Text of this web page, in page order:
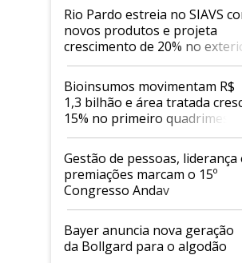
Rio Pardo estreia no SIAVS
novos produtos e projeta
crescimento de 20% no
Bioinsumos movimentam R$
1,3 bilhão e área tratada
15% no primeiro quadrimestre
de 2026
Gestão de pessoas, liderança
premiações marcam o 15º
Congresso Andav
Bayer anuncia nova geração
da Bollgard para o algodão